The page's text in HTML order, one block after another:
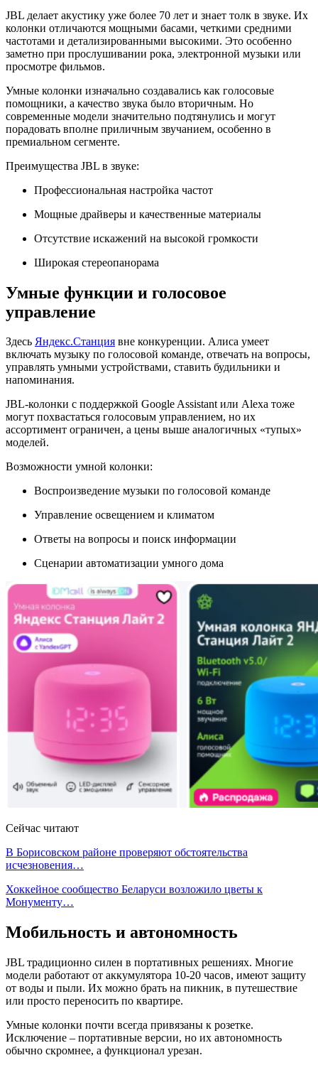
JBL делает акустику уже более 70 лет и знает толк в звуке. Их
колонки отличаются мощными басами, четкими средними
частотами и детализированными высокими. Это особенно
заметно при прослушивании рока, электронной музыки или
просмотре фильмов.
Умные колонки изначально создавались как голосовые
помощники, а качество звука было вторичным. Но
современные модели значительно подтянулись и могут
порадовать вполне приличным звучанием, особенно в
премиальном сегменте.
Преимущества JBL в звуке:
Профессиональная настройка частот
Мощные драйверы и качественные материалы
Отсутствие искажений на высокой громкости
Широкая стереопанорама
Умные функции и голосовое
управление
Здесь Яндекс.Станция вне конкуренции. Алиса умеет
включать музыку по голосовой команде, отвечать на вопросы,
управлять умными устройствами, ставить будильники и
напоминания.
JBL-колонки с поддержкой Google Assistant или Alexa тоже
могут похвастаться голосовым управлением, но их
ассортимент ограничен, а цены выше аналогичных «тупых»
моделей.
Возможности умной колонки:
Воспроизведение музыки по голосовой команде
Управление освещением и климатом
Ответы на вопросы и поиск информации
Сценарии автоматизации умного дома
Сейчас читают
В Борисовском районе проверяют обстоятельства
исчезновения…
Хоккейное сообщество Беларуси возложило цветы к
Монументу…
Мобильность и автономность
JBL традиционно силен в портативных решениях. Многие
модели работают от аккумулятора 10-20 часов, имеют защиту
от воды и пыли. Их можно брать на пикник, в путешествие
или просто переносить по квартире.
Умные колонки почти всегда привязаны к розетке.
Исключение – портативные версии, но их автономность
обычно скромнее, а функционал урезан.